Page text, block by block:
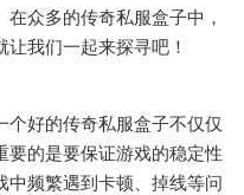
众多的传奇私服盒子中，
我们一起来探寻吧！
好的传奇私服盒子不仅仅
要的是要保证游戏的稳定性
中频繁遇到卡顿、掉线等问